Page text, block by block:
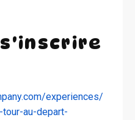
experiences/
au-depart-